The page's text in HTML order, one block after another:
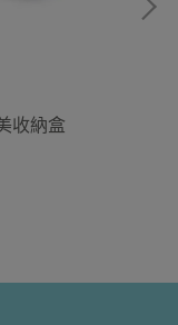
收納盒